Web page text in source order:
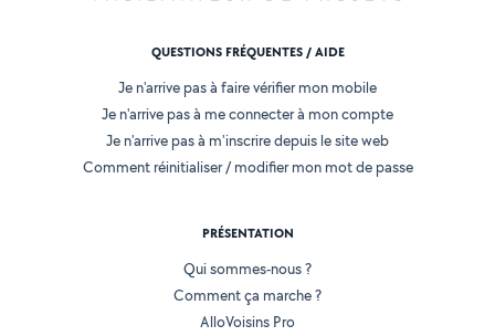
QUESTIONS FRÉQUENTES / AIDE
Je n'arrive pas à faire vérifier mon mobile
Je n'arrive pas à me connecter à mon compte
Je n'arrive pas à m'inscrire depuis le site web
Comment réinitialiser / modifier mon mot de passe
PRÉSENTATION
Qui sommes-nous ?
Comment ça marche ?
AlloVoisins Pro